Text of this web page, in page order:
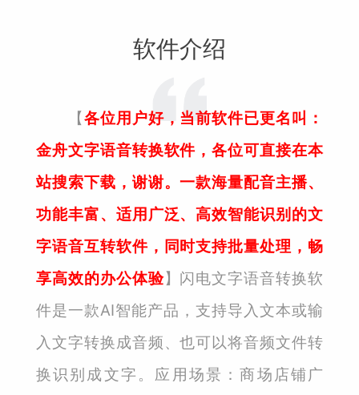
软件介绍
【各位用户好，当前软件已更名叫：
金舟文字语音转换软件，各位可直接在本
站搜索下载，谢谢。一款海量配音主播、
功能丰富、适用广泛、高效智能识别的文
字语音互转软件，同时支持批量处理，畅
享高效的办公体验】闪电文字语音转换软
件是一款AI智能产品，支持导入文本或输
入文字转换成音频、也可以将音频文件转
换识别成文字。应用场景：商场店铺广